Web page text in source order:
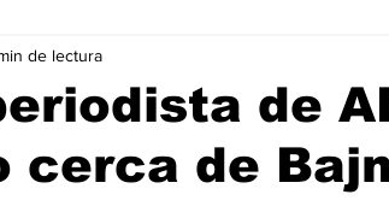
de
cerca de
de lectura